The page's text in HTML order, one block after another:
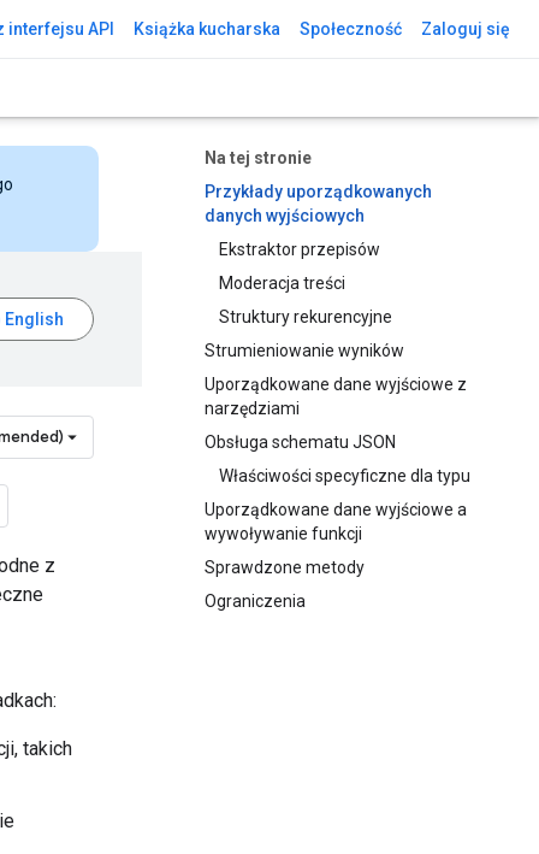
interfejsu API Książka kucharska Społeczność Zaloguj się
Na tej stronie
Przykłady uporządkowanych
danych wyjściowych
Ekstraktor przepisów
Moderacja treści
Struktury rekurencyjne
Strumieniowanie wyników
Uporządkowane dane wyjściowe z
narzędziami
Obsługa schematu JSON
Właściwości specyficzne dla typu
Uporządkowane dane wyjściowe a
wywoływanie funkcji
Sprawdzone metody
Ograniczenia
z
takich